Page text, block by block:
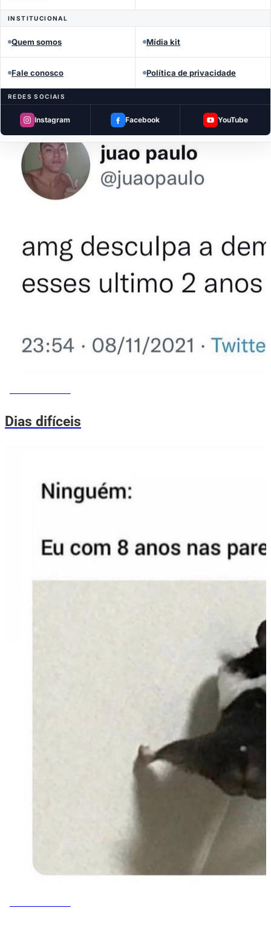
INSTITUCIONAL
Quem somos Mídia kit
Fale conosco Política de privacidade
REDES SOCIAIS
Instagram Facebook YouTube
MEMES DO VOVÔ
L’Oréal Paris
Dias difíceis